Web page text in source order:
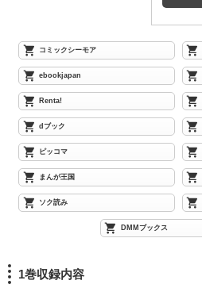
コミックシーモア
ebookjapan
Renta!
dブック
ピッコマ
まんが王国
ソク読み
DMMブックス
1巻収録内容